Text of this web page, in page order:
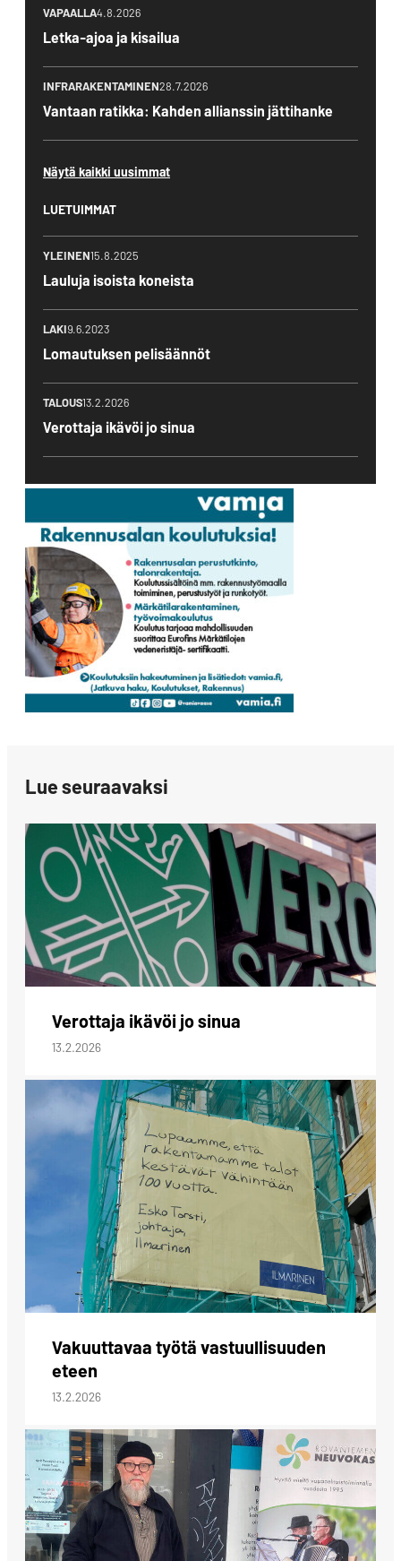
VAPAALLA4.8.2026
Letka-ajoa ja kisailua
INFRARAKENTAMINEN28.7.2026
Vantaan ratikka: Kahden allianssin jättihanke
Näytä kaikki uusimmat
LUETUIMMAT
YLEINEN15.8.2025
Lauluja isoista koneista
LAKI9.6.2023
Lomautuksen pelisäännöt
TALOUS13.2.2026
Verottaja ikävöi jo sinua
Lue seuraavaksi
Verottaja ikävöi jo sinua
13.2.2026
Vakuuttavaa työtä vastuullisuuden
eteen
13.2.2026